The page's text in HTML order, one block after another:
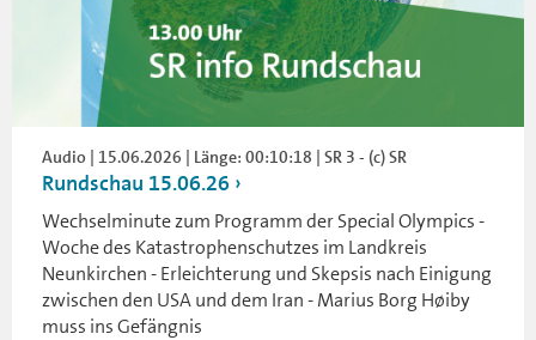
Audio | 15.06.2026 | Länge: 00:10:18 | SR 3 - (c) SR
Rundschau 15.06.26
Wechselminute zum Programm der Special Olympics -
Woche des Katastrophenschutzes im Landkreis
Neunkirchen - Erleichterung und Skepsis nach Einigung
zwischen den USA und dem Iran - Marius Borg Høiby
muss ins Gefängnis